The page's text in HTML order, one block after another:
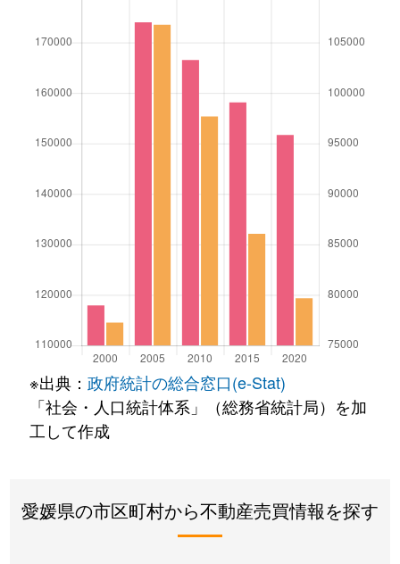
※出典： 政府統計の総合窓口(e-Stat)
「社会・人口統計体系」（総務省統計局）を加
工して作成
愛媛県の市区町村から不動産売買情報を探す